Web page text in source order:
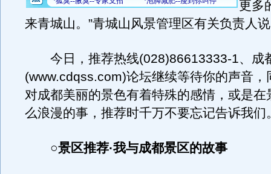
更多
来青城山。”青城山风景管理区有关负责人
今日，推荐热线(028)86613333-1、成
(www.cdqss.com)论坛继续等待你的声音，
对成都美丽的景色有着特殊的感情，或是在
么浪漫的事，推荐时千万不要忘记告诉我们
○景区推荐·我与成都景区的故事